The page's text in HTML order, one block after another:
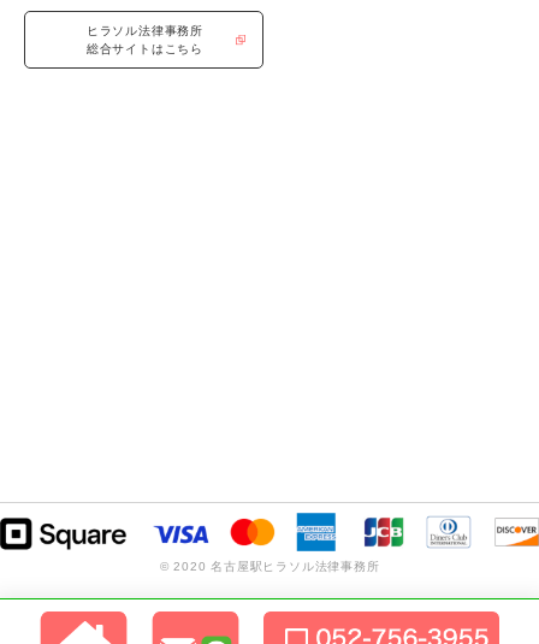
ヒラソル法律事務所
総合サイトはこちら
© 2020 名古屋駅ヒラソル法律事務所